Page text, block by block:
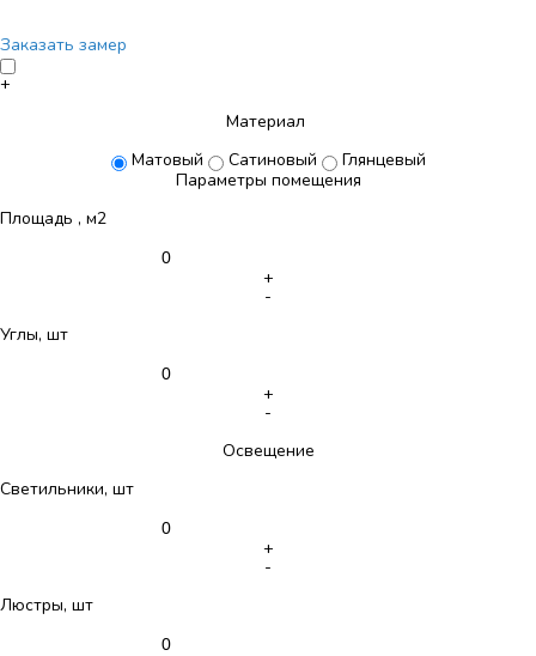
Заказать замер
+
Материал
Матовый
Сатиновый
Глянцевый
Параметры помещения
Площадь , м2
+
-
Углы, шт
+
-
Освещение
Светильники, шт
+
-
Люстры, шт